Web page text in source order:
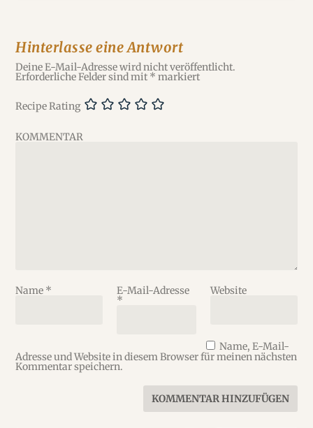
Hinterlasse eine Antwort
Deine E-Mail-Adresse wird nicht veröffentlicht.
Erforderliche Felder sind mit * markiert
Recipe Rating
KOMMENTAR
Name * E-Mail-Adresse
*
Website
Name, E-Mail-
Adresse und Website in diesem Browser für meinen nächsten
Kommentar speichern.